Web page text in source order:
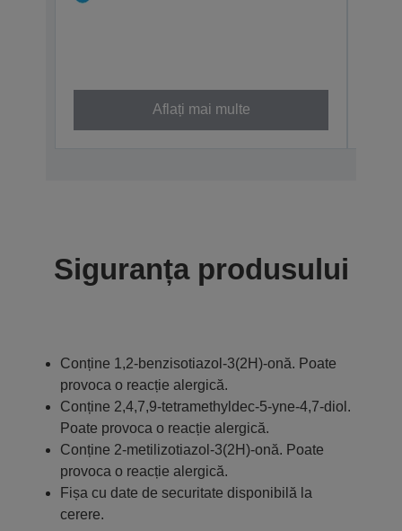
Aflați mai multe
Siguranța produsului
Conține 1,2-benzisotiazol-3(2H)-onă. Poate
provoca o reacție alergică.
Conține 2,4,7,9-tetramethyldec-5-yne-4,7-diol.
Poate provoca o reacție alergică.
Conține 2-metilizotiazol-3(2H)-onă. Poate
provoca o reacție alergică.
Fișa cu date de securitate disponibilă la
cerere.